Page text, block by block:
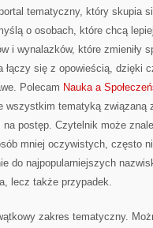
tematyczny, który skupia
o osobach, które chcą
i wynalazków, które zmieniły
się z opowieścią, dzięki
Polecam Nauka a
wszystkim tematyką związaną
na postęp. Czytelnik może
mniej oczywistych, często
do najpopularniejszych
lecz także przypadek.
zakres tematyczny.